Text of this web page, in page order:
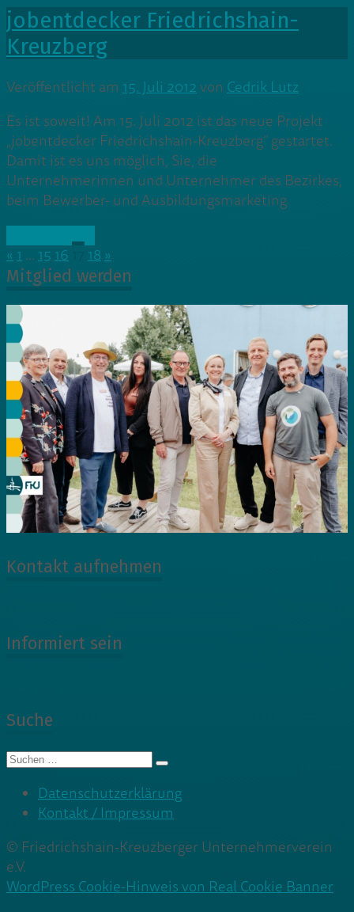
jobentdecker Friedrichshain-
Kreuzberg
Veröffentlicht am 15. Juli 2012von Cedrik Lutz
Es ist soweit! Am 15. Juli 2012 ist das neue Projekt
„jobentdecker Friedrichshain-Kreuzberg“ gestartet.
Damit ist es uns möglich, Sie, die
Unternehmerinnen und Unternehmer des Bezirkes,
beim Bewerber- und Ausbildungsmarketing
« 1 … 15 16 18 »
Mitglied werden
Kontakt aufnehmen
Informiert sein
Suche
Suche
Datenschutzerklärung
Kontakt / Impressum
© Friedrichshain-Kreuzberger Unternehmerverein
e.V.
WordPress Cookie-Hinweis von Real Cookie Banner